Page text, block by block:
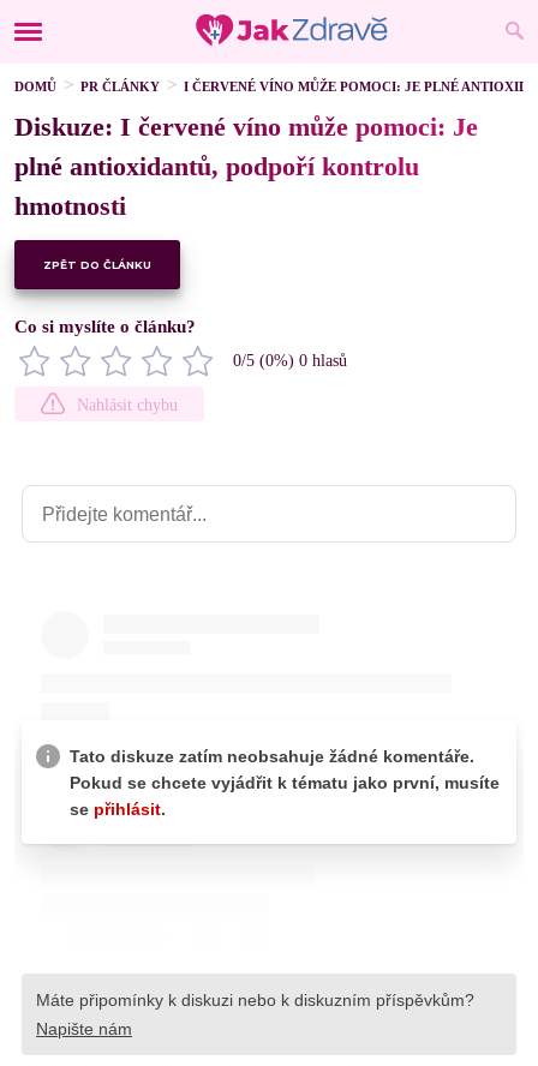
DOMŮ PR ČLÁNKY I ČERVENÉ VÍNO MŮŽE POMOCI: JE PLNÉ
Diskuze: I červené víno může pomoci: Je
plné antioxidantů, podpoří kontrolu
hmotnosti
ZPĚT DO ČLÁNKU
Co si myslíte o článku?
0/5 (0%) 0 hlasů
Nahlásit chybu